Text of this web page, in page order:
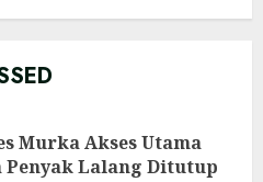
Murka Akses Utama
Penyak Lalang Ditutup